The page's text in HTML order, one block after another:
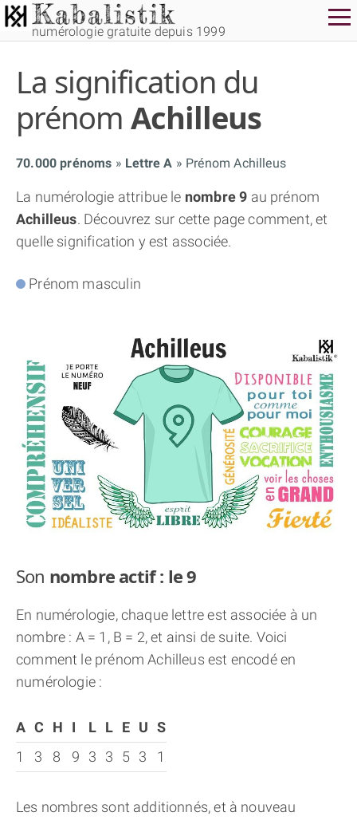
numérologie gratuite depuis 1999
La signification du
prénom Achilleus
70.000 prénoms Lettre A Prénom Achilleus
La numérologie attribue le nombre 9 au prénom
Achilleus. Découvrez sur cette page comment, et
quelle signification y est associée.
Prénom masculin
Son nombre actif : le 9
En numérologie, chaque lettre est associée à un
nombre : A = 1, B = 2, et ainsi de suite. Voici
comment le prénom Achilleus est encodé en
numérologie :
A C H I L L E U S
1
3 8 9 3 3 5 3 1
Les nombres sont additionnés, et à nouveau
THÈME GRATUIT
THÈME NUMÉROLOGIQUE APPROFONDI
THÈME TEMPOREL
THÈME « DOUBLE JE »
APPRENDRE LA NUMÉROLOGIE
EXPLORER LA NUMÉROLOGIE
70.000 PRÉNOMS
(À PROPOS)